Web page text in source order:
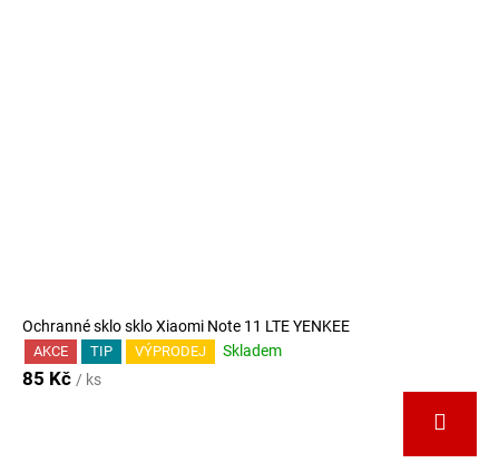
Ochranné sklo sklo Xiaomi Note 11 LTE YENKEE
AKCE TIP VÝPRODEJ Skladem
85 Kč / ks